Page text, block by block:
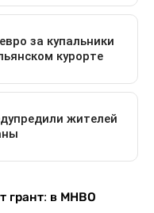
грант: в МНВО